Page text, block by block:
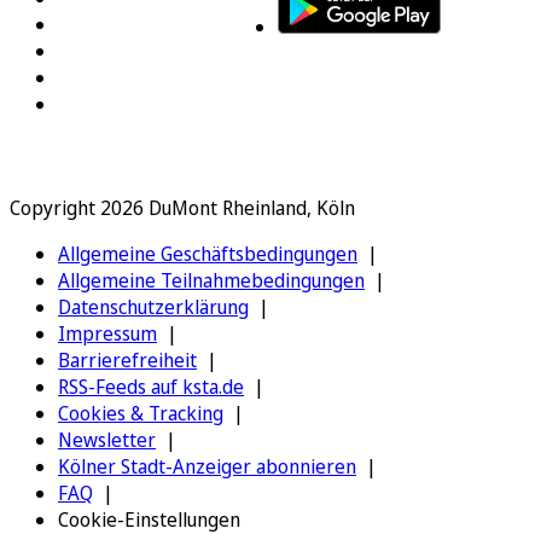
Copyright 2026 DuMont Rheinland, Köln
Allgemeine Geschäftsbedingungen
Allgemeine Teilnahmebedingungen
Datenschutzerklärung
Impressum
Barrierefreiheit
RSS-Feeds auf ksta.de
Cookies & Tracking
Newsletter
Kölner Stadt-Anzeiger abonnieren
FAQ
Cookie-Einstellungen